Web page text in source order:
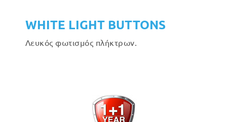
WHITE LIGHT BUTTONS
Λευκός φωτισμός πλήκτρων.